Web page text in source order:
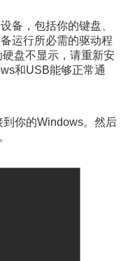
备，包括你的键盘、
运行所必需的驱动程
盘不显示，请重新安
和USB能够正常通
到你的Windows。然后